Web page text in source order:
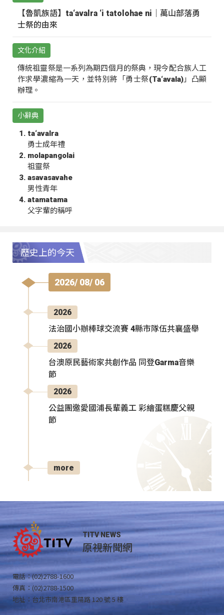
【魯凱族語】ta‘avalra ‘i tatolohae ni｜萬山部落勇
士祭的由來
文化介紹
傳統祖靈祭是一系列為期四個月的祭典，現今配合族人工
作求學濃縮為一天，並特別將「勇士祭(Ta‘avala)」凸顯
辦理。
小辭典
ta‘avalra
勇士成年禮
molapangolai
祖靈祭
asavasavahe
男性青年
atamatama
父字輩的稱呼
歷史上的今天
2026/ 08/ 06
2026
法治國小辦棒球交流賽 4縣市隊伍共襄盛舉
2026
台澳原民藝術家共創作品 同登Garma音樂
節
2026
公益團邀愛國浦長輩義工 彩繪蛋糕慶父親
節
more
TITV NEWS
原視新聞網
電話：(02)2788-1600
傳真：(02)2788-1500
地址：台北市南港區重陽路 120 號 5 樓